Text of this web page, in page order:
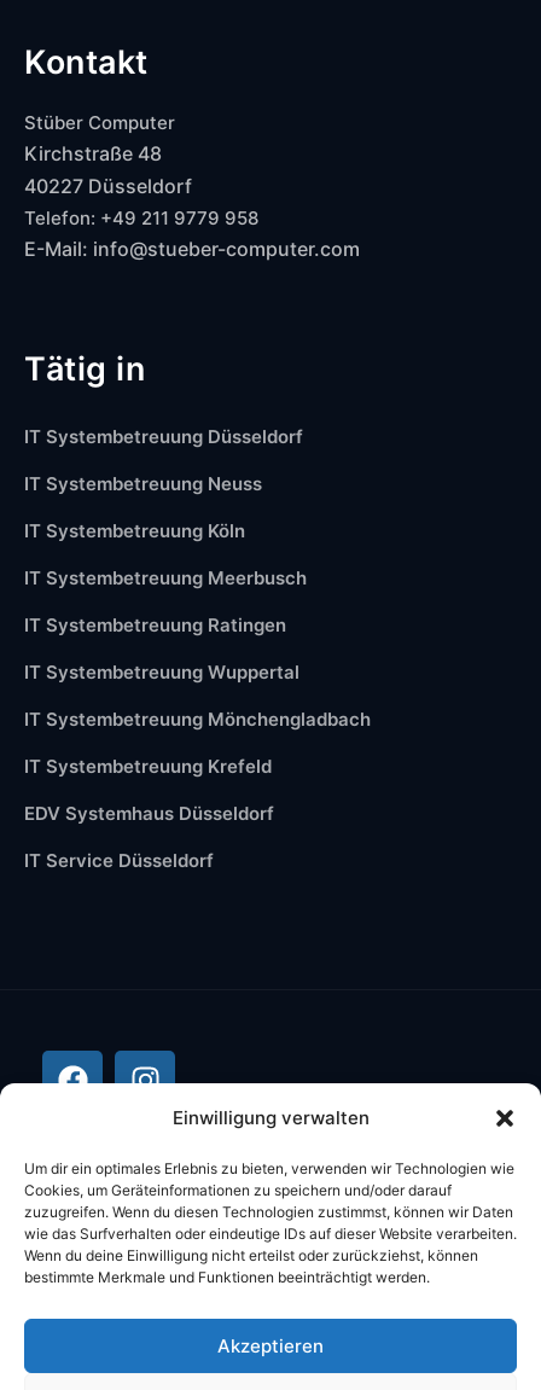
Einwilligung verwalten
Um dir ein optimales Erlebnis zu bieten, verwenden wir Technologien wie
Cookies, um Geräteinformationen zu speichern und/oder darauf
zuzugreifen. Wenn du diesen Technologien zustimmst, können wir Daten
wie das Surfverhalten oder eindeutige IDs auf dieser Website verarbeiten.
Wenn du deine Einwilligung nicht erteilst oder zurückziehst, können
bestimmte Merkmale und Funktionen beeinträchtigt werden.
Akzeptieren
Kontakt
Stüber Computer
Kirchstraße 48
40227 Düsseldorf
Telefon: +49 211 9779 958
E-Mail: info@stueber-computer.com
Tätig in
IT Systembetreuung Düsseldorf
IT Systembetreuung Neuss
IT Systembetreuung Köln
IT Systembetreuung Meerbusch
IT Systembetreuung Ratingen
IT Systembetreuung Wuppertal
IT Systembetreuung Mönchengladbach
IT Systembetreuung Krefeld
EDV Systemhaus Düsseldorf
IT Service Düsseldorf